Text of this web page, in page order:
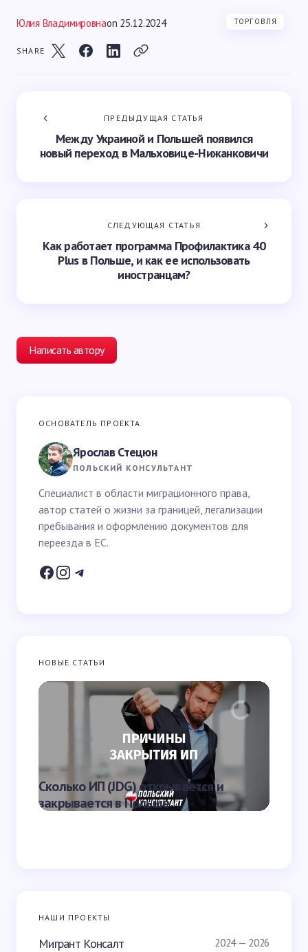
Юлия Владимировнаon 25.12.2024 ТОРГОВЛЯ
SHARE
ПРЕДЫДУЩАЯ СТАТЬЯ
Между Украиной и Польшей появился
новый переход в Мальховице-Нижанковичи
СЛЕДУЮЩАЯ СТАТЬЯ
Как работает программа Профилактика 40
Plus в Польше, и как ее использовать
иностранцам?
Написать автору
Ваш адрес email не будет опубликован.
Ваш вопрос *
Ваше имя *
Email *
Запомнить имя и email для следующих
комментариев
Отправить
ОСНОВАТЕЛЬ ПРОЕКТА
Ярослав Стецюн
ПОЛЬСКИЙ КОНСУЛЬТАНТ
Специалист в области миграционного права,
автор статей о жизни за границей, легализации
пребывания и оформлению документов для
переезда в ЕС.
НОВЫЕ СТАТЬИ
Сколько ИП (JDG) открывается и
закрывается в Польше
НАШИ ПРОЕКТЫ
Мигрант Консалт 2024 — 2026